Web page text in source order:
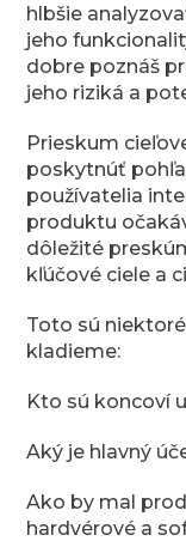
hlbšie
jeho
dobre poznáš
jeho riziká a
Prieskum
poskytnúť
používatelia
produktu
dôležité
kľúčové ciele a
Toto sú
kladieme:
Kto sú koncoví
Aký je hlavný
Ako by mal
hardvérové a